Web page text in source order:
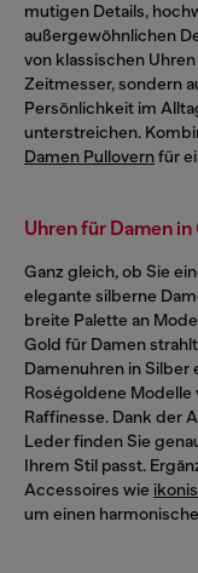
mutigen Details,
außergewöhnlichen
von klassischen
Zeitmesser, sondern
Persönlichkeit im
unterstreichen.
Damen Pullovernfür
Uhren für Damen
Ganz gleich, ob Sie
elegante silberne
breite Palette an
Gold für Damen
Damenuhren in
Roségoldene
Raffinesse. Dank der
Leder finden Sie
Ihrem Stil passt.
Accessoires wie
um einen